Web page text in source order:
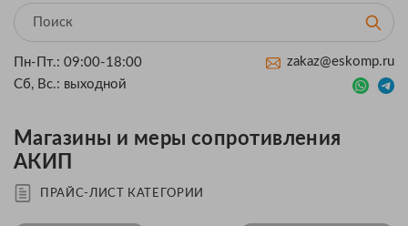
Пн-Пт.: 09:00-18:00
Сб, Вс.: выходной
zakaz@eskomp.ru
Магазины и меры сопротивления
АКИП
ПРАЙС-ЛИСТ КАТЕГОРИИ